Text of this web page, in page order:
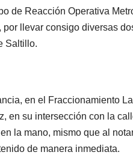
de Reacción Operativa
llevar consigo diversas
Saltillo.
en el Fraccionamiento
en su intersección con la
la mano, mismo que al
de manera inmediata.